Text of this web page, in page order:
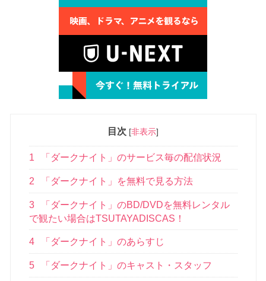
目次 [非表示]
1 「ダークナイト」のサービス毎の配信状況
2 「ダークナイト」を無料で見る方法
3
「ダークナイト」のBD/DVDを無料レンタル
で観たい場合はTSUTAYADISCAS！
4 「ダークナイト」のあらすじ
5 「ダークナイト」のキャスト・スタッフ